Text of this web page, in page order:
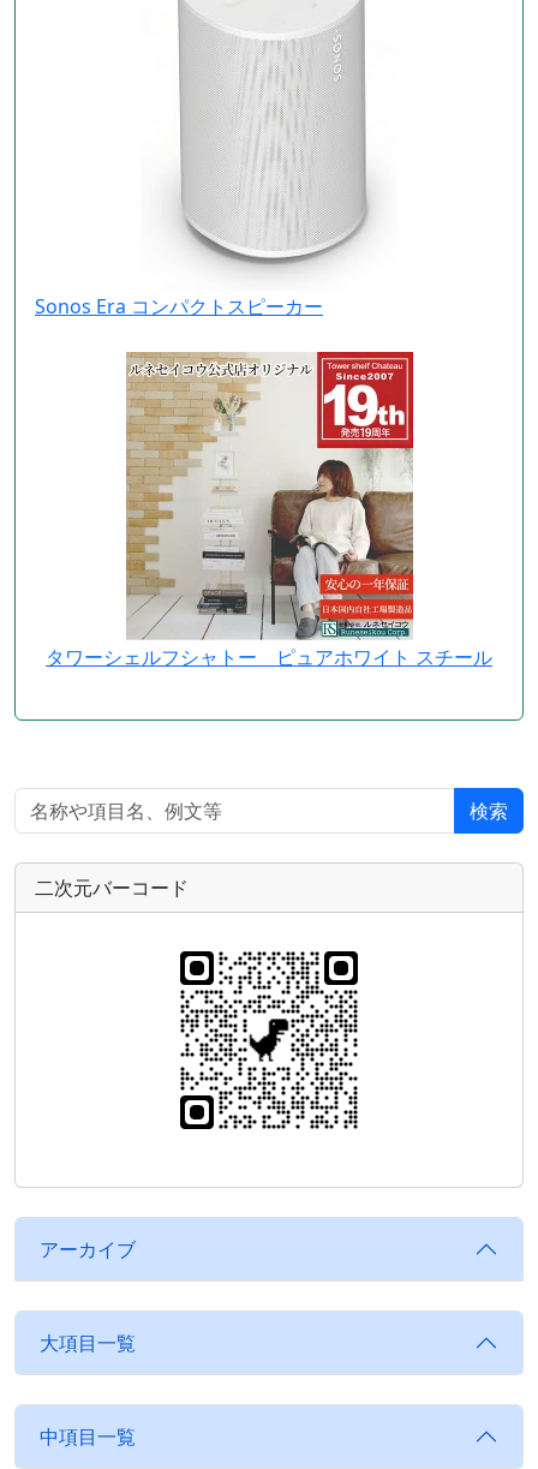
Sonos Era コンパクトスピーカー
タワーシェルフシャトー ピュアホワイト スチール
検索
二次元バーコード
アーカイブ
大項目一覧
中項目一覧